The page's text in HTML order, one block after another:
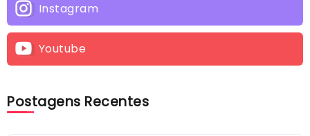
Instagram
Youtube
Postagens Recentes